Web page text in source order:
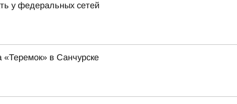
у федеральных сетей
в Санчурске